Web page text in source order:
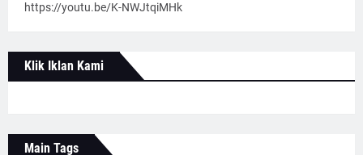
https://youtu.be/K-NWJtqiMHk
Klik Iklan Kami
Main Tags